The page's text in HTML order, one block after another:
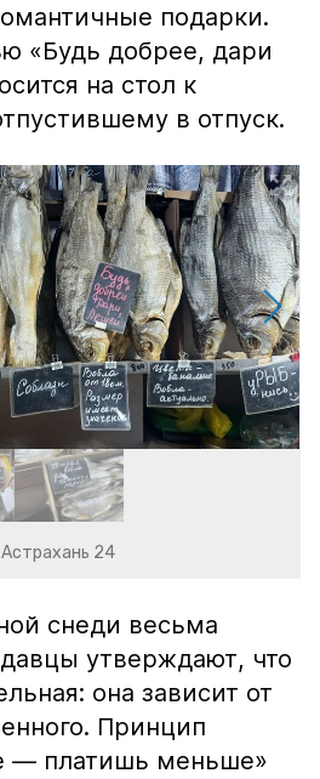
подарки.
«Будь добрее, дари
на стол к
в отпуск.
24
снеди весьма
утверждают, что
она зависит от
Принцип
— платишь меньше»